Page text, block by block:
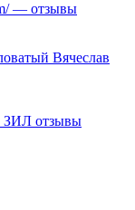
— отзывы
Вячеслав
ЗИЛ отзывы